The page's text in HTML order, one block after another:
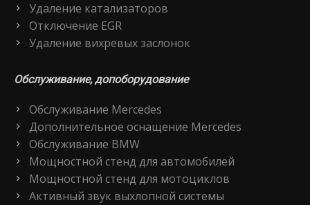
Удаление катализаторов
Отключение EGR
Удаление вихревых заслонок
Обслуживание, допоборудование
Обслуживание Mercedes
Дополнительное оснащение Mercedes
Обслуживание BMW
Мощностной стенд для автомобилей
Мощностной стенд для мотоциклов
Активный звук выхлопной системы